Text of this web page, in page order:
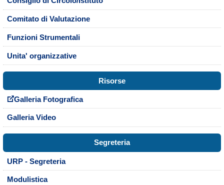
Comitato di Valutazione
Funzioni Strumentali
Unita' organizzative
Risorse
Galleria Fotografica
Galleria Video
Segreteria
URP - Segreteria
Modulistica